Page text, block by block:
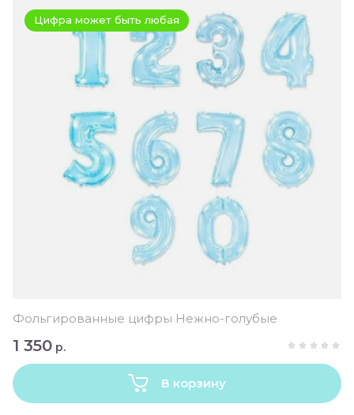
Цифра может быть любая
Фольгированные цифры Нежно-голубые
1 350 р.
В корзину